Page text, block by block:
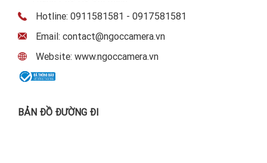
Hotline: 0911581581 - 0917581581
Email: contact@ngoccamera.vn
Website: www.ngoccamera.vn
BẢN ĐỒ ĐƯỜNG ĐI